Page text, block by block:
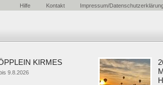
Hilfe Kontakt Impressum/
KIRMES
26.